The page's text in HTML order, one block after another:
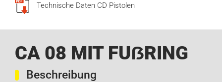
CA 08 MIT FUẞRING
Beschreibung
Technische Daten CD Pistolen